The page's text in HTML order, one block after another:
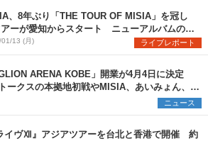
、8年ぶり「THE TOUR OF MISIA」を冠し
ーが愛知からスタート ニューアルバムのリ
も発表（写真6点）
13 (月) ライブレポート
ARENA KOBE」開業が4月4日に決定
ークスの本拠地初戦やMISIA、あいみょん、マ
ニュース
イヴⅫ』アジアツアーを台北と香港で開催 約